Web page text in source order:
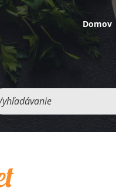
Domov